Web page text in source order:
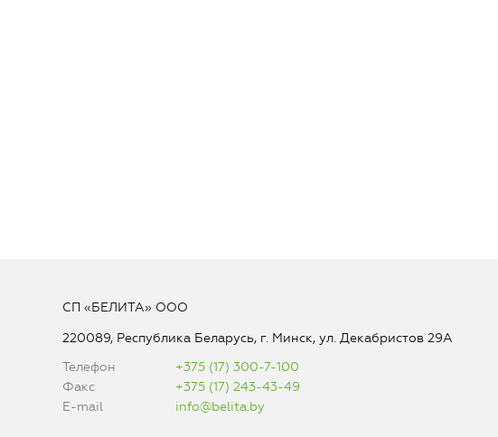
СП «БЕЛИТА» ООО
220089, Республика Беларусь, г. Минск, ул. Декабристов 29А
Телефон
+375 (17) 300-7-100
Факс
+375 (17) 243-43-49
E-mail
info@belita.by